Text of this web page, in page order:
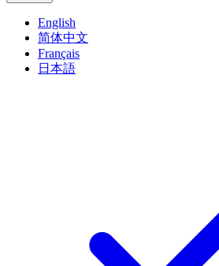
English
简体中文
Français
日本語